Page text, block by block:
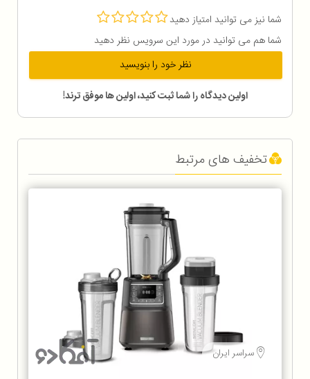
شما نیز می توانید امتیاز دهید
شما هم می توانید در مورد این سرویس نظر دهید
نظر خود را بنویسید
اولین دیدگاه را شما ثبت کنید، اولین ها موفق ترند!
تخفیف های مرتبط
سراسر ایران